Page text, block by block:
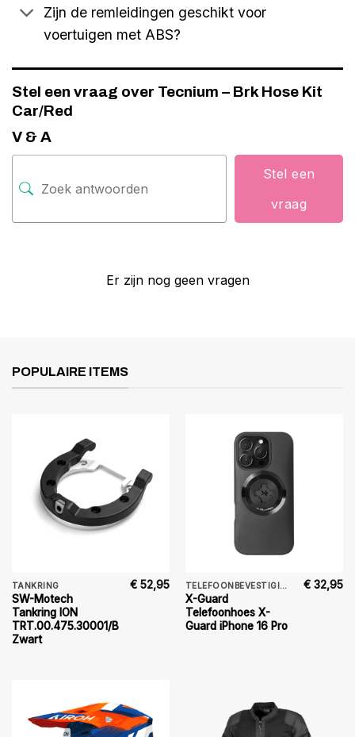
Zijn de remleidingen geschikt voor
voertuigen met ABS?
Stel een vraag over Tecnium – Brk Hose Kit
Car/Red
V & A
Stel een
vraag
Er zijn nog geen vragen
POPULAIRE ITEMS
TANKRING
SW-Motech
Tankring ION
TRT.00.475.30001/B
Zwart
€ 52,95 TELEFOONBEVESTIGING
X-Guard
Telefoonhoes X-
Guard iPhone 16 Pro
€ 32,95